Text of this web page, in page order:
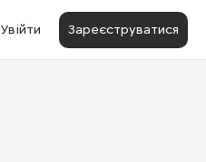
Увійти Зареєструватися